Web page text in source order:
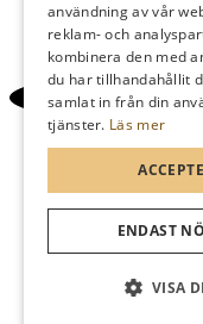
Scroll to top
användning av vår
reklam- och
kombinera den med
du har tillhandahållit
samlat in från din
tjänster. Läs mer
ENDAST
VISA